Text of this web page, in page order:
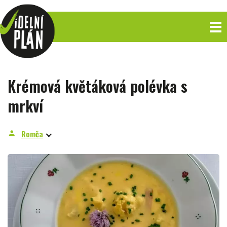
Krémová květáková polévka s
mrkví
person Romča